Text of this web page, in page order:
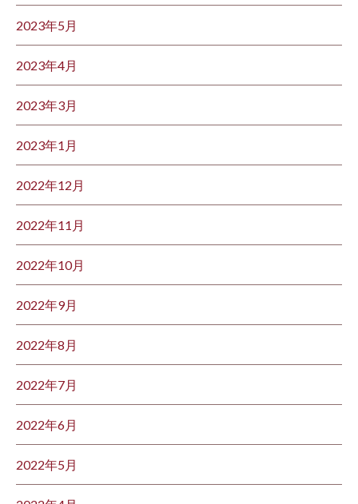
2023年5月
2023年4月
2023年3月
2023年1月
2022年12月
2022年11月
2022年10月
2022年9月
2022年8月
2022年7月
2022年6月
2022年5月